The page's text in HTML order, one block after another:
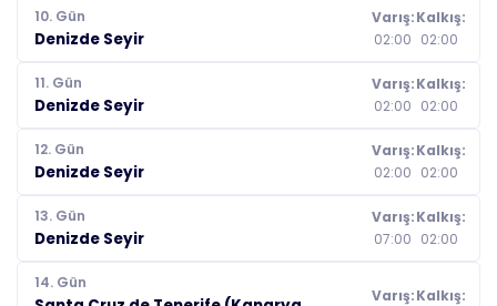
10. Gün
Denizde Seyir
Varış:
02:00
Kalkış:
02:00
11. Gün
Denizde Seyir
Varış:
02:00
Kalkış:
02:00
12. Gün
Denizde Seyir
Varış:
02:00
Kalkış:
02:00
13. Gün
Denizde Seyir
Varış:
07:00
Kalkış:
02:00
14. Gün
Varış:Kalkış: